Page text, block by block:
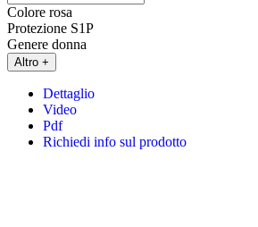
Colore rosa
Protezione S1P
Genere donna
Altro +
Dettaglio
Video
Pdf
Richiedi info sul prodotto